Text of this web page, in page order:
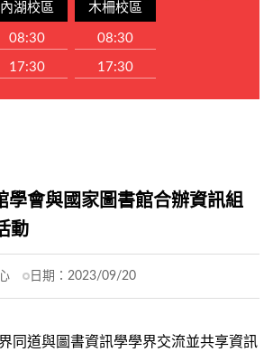
內湖校區
08:30
17:30
木柵校區
08:30
17:30
學會與國家圖書館合辦資訊組
動
日期： 2023/09/20
同道與圖書資訊學學界交流並共享資訊